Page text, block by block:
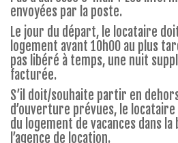
envoyées par la poste.
Le jour du départ, le locataire
logement avant 10h00 au plus
pas libéré à temps, une nuit
facturée.
S’il doit/souhaite partir en
d’ouverture prévues, le
du logement de vacances dans
l’agence de location.